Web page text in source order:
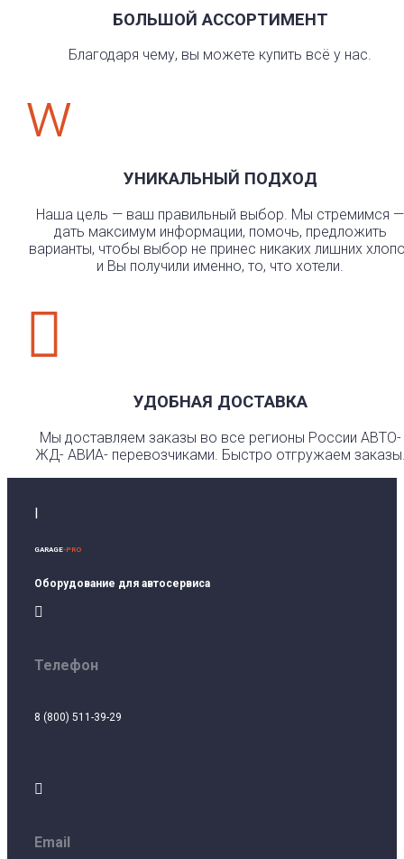
БОЛЬШОЙ АССОРТИМЕНТ
Благодаря чему, вы можете купить всё у нас.
w
УНИКАЛЬНЫЙ ПОДХОД
Наша цель — ваш правильный выбор. Мы стремимся —
дать максимум информации, помочь, предложить
варианты, чтобы выбор не принес никаких лишних
и Вы получили именно, то, что хотели.

УДОБНАЯ ДОСТАВКА
Мы доставляем заказы во все регионы России АВТО-
ЖД- АВИА- перевозчиками. Быстро отгружаем
I
GARAGE-PRO
Оборудование для автосервиса

Телефон
8 (800) 511-39-29

Email